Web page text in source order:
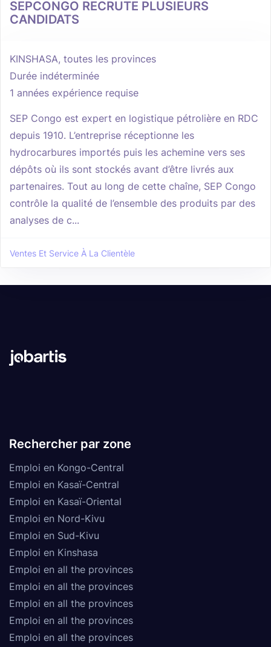
SEPCONGO RECRUTE PLUSIEURS
CANDIDATS
KINSHASA, toutes les provinces
Durée indéterminée
1 années expérience requise
SEP Congo est expert en logistique pétrolière en RDC
depuis 1910. L’entreprise réceptionne les
hydrocarbures importés puis les achemine vers ses
dépôts où ils sont stockés avant d’être livrés aux
partenaires. Tout au long de cette chaîne, SEP Congo
contrôle la qualité de l’ensemble des produits par des
analyses de c...
Ventes Et Service À La Clientèle
Rechercher par zone
Emploi en Kongo-Central
Emploi en Kasaï-Central
Emploi en Kasaï-Oriental
Emploi en Nord-Kivu
Emploi en Sud-Kivu
Emploi en Kinshasa
Emploi en all the provinces
Emploi en all the provinces
Emploi en all the provinces
Emploi en all the provinces
Emploi en all the provinces